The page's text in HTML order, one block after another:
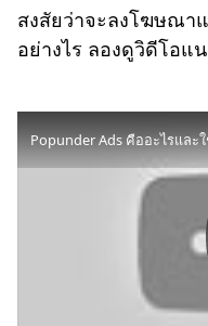
สงสัยว่าจะลงโฆษณา
อย่างไร ลองดูวิดีโอแ
Popunder Ads คืออะไรและ